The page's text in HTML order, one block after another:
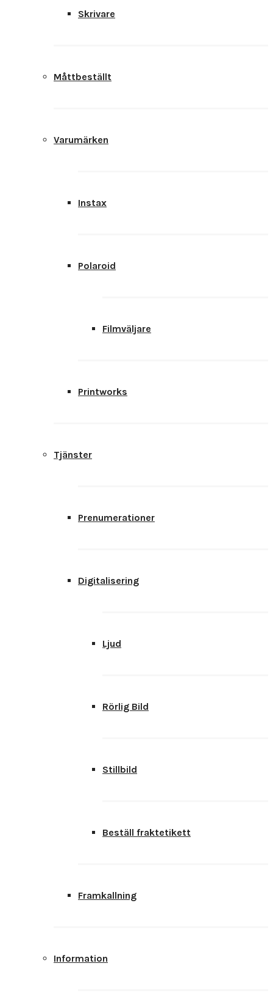
Skrivare
Måttbeställt
Varumärken
Instax
Polaroid
Filmväljare
Printworks
Tjänster
Prenumerationer
Digitalisering
Ljud
Rörlig Bild
Stillbild
Beställ fraktetikett
Framkallning
Information